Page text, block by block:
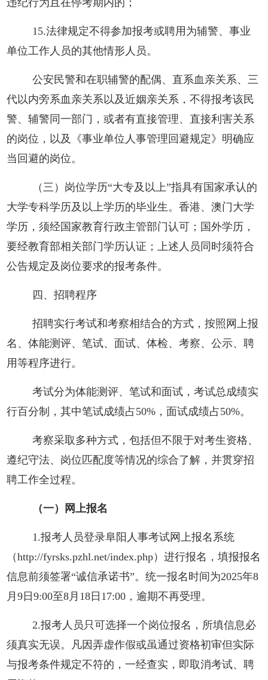
违纪行为且在停考期内的；
15.法律规定不得参加报考或聘用为辅警、事业
单位工作人员的其他情形人员。
公安民警和在职辅警的配偶、直系血亲关系、三
代以内旁系血亲关系以及近姻亲关系，不得报考该民
警、辅警同一部门，或者有直接管理、直接利害关系
的岗位，以及《事业单位人事管理回避规定》明确应
当回避的岗位。
（三）岗位学历“大专及以上”指具有国家承认的
大学专科学历及以上学历的毕业生。香港、澳门大学
学历，须经国家教育行政主管部门认可；国外学历，
要经教育部相关部门学历认证；上述人员同时须符合
公告规定及岗位要求的报考条件。
四、招聘程序
招聘实行考试和考察相结合的方式，按照网上报
名、体能测评、笔试、面试、体检、考察、公示、聘
用等程序进行。
考试分为体能测评、笔试和面试，考试总成绩实
行百分制，其中笔试成绩占50%，面试成绩占50%。
考察采取多种方式，包括但不限于对考生资格、
遵纪守法、岗位匹配度等情况的综合了解，并贯穿招
聘工作全过程。
（一）网上报名
1.报考人员登录阜阳人事考试网上报名系统
（http://fyrsks.pzhl.net/index.php）进行报名 ，填报报名
信息前须签署“诚信承诺书”。统一报名时间为2025年8
月9日9:00至8月18日17:00，逾期不再受理。
2.报考人员只可选择一个岗位报名，所填信息必
须真实无误。凡因弄虚作假或虽通过资格初审但实际
与报考条件规定不符的，一经查实，即取消考试、聘